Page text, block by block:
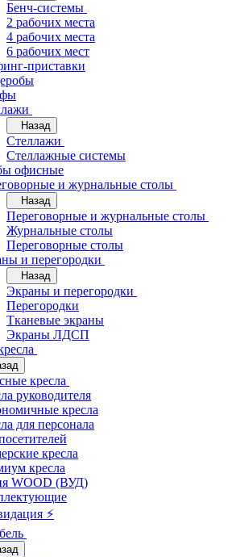
Бенч-системы
2 рабочих места
4 рабочих места
6 рабочих мест
приставки
Назад
Стеллажи
Стеллажные системы
офисные
и журнальные столы
Назад
Переговорные и журнальные столы
Журнальные столы
Переговорные столы
и перегородки
Назад
Экраны и перегородки
Перегородки
Тканевые экраны
Экраны ЛДСП
кресла
руководителя
кресла
для персонала
кресла
кресла
WOOD (ВУД)
⚡